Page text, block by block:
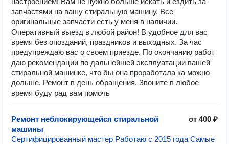
запчастями на вашу стиральную машину. Все
оригинальные запчасти есть у меня в наличии.
Оперативный выезд в любой район! В удобное для вас
время без опозданий, праздников и выходных. За час
предупреждаю вас о своем приезде. По окончанию работ
даю рекомендации по дальнейшей эксплуатации вашей
стиральной машинке, что бы она проработала ка можно
дольше. Ремонт в день обращения. Звоните в любое
время буду рад вам помочь
Ремонт неблокирующейся стиральной
машины
от 400 ₽
Сертифицированный мастер Работаю с 2015 года Сaмые